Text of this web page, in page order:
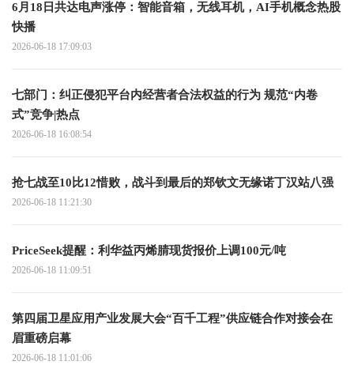
6月18日共达电声涨停：智能音箱，无线耳机，AI手机概念热股
快播
2026-06-18 17:09:03
七部门：纠正侵犯平台内经营者合法权益的行为 规范“内卷
式”竞争|热点
2026-06-18 16:08:54
抢七战至10比12惜败，战斗到最后的郑钦文无缘诺丁汉站八强
2026-06-18 11:21:30
PriceSeek提醒：利华益丙烯腈现货报价上调100元/吨
2026-06-18 11:09:51
第四届卫星应用产业发展大会“百千工程”供应链合作对接会在
眉重磅启幕
2026-06-18 11:01:06